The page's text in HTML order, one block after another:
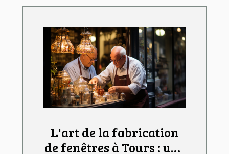
L'art de la fabrication
de fenêtres à Tours : une